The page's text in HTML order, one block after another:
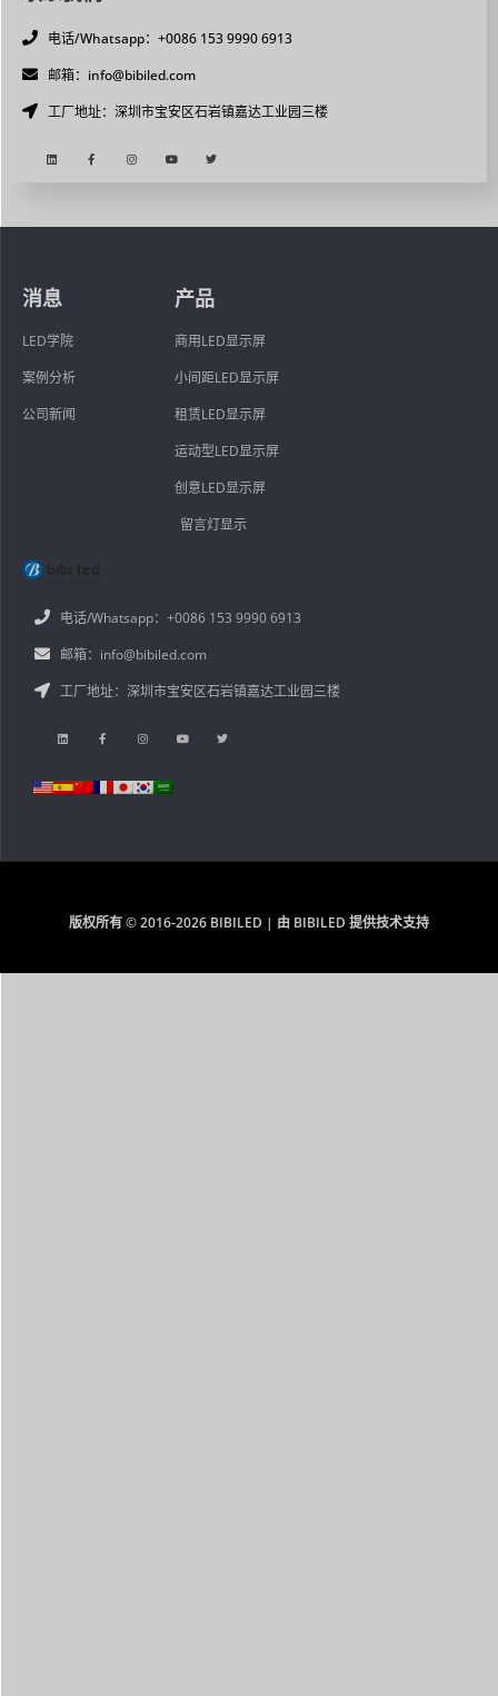
电话/Whatsapp：+0086 153 9990 6913
邮箱：info@bibiled.com
工厂地址：深圳市宝安区石岩镇嘉达工业园三楼
电话/Whatsapp：+0086 153 9990 6913
邮箱：info@bibiled.com
工厂地址：深圳市宝安区石岩镇嘉达工业园三楼
产品
商用LED显示屏
小间距LED显示屏
租赁LED显示屏
运动型LED显示屏
创意LED显示屏
留言灯显示
消息
LED学院
案例分析
公司新闻
版权所有 © 2016-2026 BIBILED | 由 BIBILED 提供技术支持